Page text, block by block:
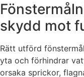
skydd mot
Rätt utförd
yta och förhindrar
orsaka sprickor,